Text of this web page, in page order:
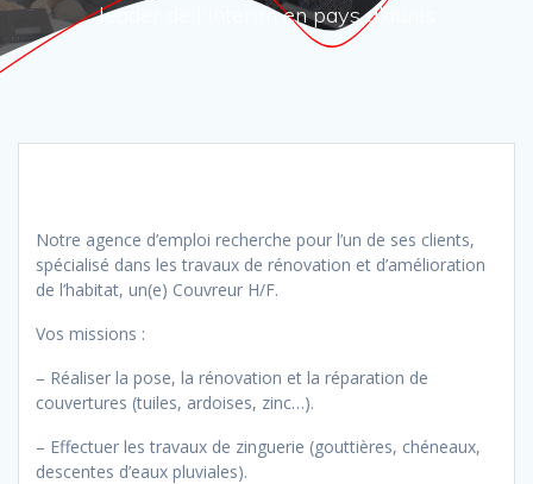
leader de l'interim en pays d'aunis
Notre agence d’emploi recherche pour l’un de ses clients,
spécialisé dans les travaux de rénovation et d’amélioration
de l’habitat, un(e) Couvreur H/F.
Vos missions :
– Réaliser la pose, la rénovation et la réparation de
couvertures (tuiles, ardoises, zinc…).
– Effectuer les travaux de zinguerie (gouttières, chéneaux,
descentes d’eaux pluviales).